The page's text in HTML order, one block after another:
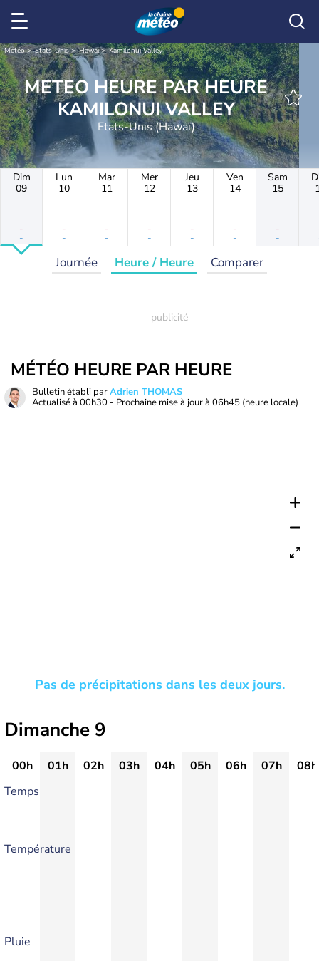
Météo Etats-Unis Hawaï Kamilonui Valley
METEO HEURE PAR HEURE
KAMILONUI VALLEY
Etats-Unis (Hawaï)
Dim
09
-
-
Lun
10
-
-
Mar
11
-
-
Mer
12
-
-
Jeu
13
-
-
Ven
14
-
-
Sam
15
-
-
Journée Heure / Heure Comparer
MÉTÉO HEURE PAR HEURE
Bulletin établi parAdrien THOMAS
Actualisé à 00h30 - Prochaine mise à jour à 06h45 (heure locale)
Pas de précipitations dans les deux jours.
Dimanche 9
00h 01h 02h 03h 04h 05h 06h 07h
08h
Temps
Température
Pluie